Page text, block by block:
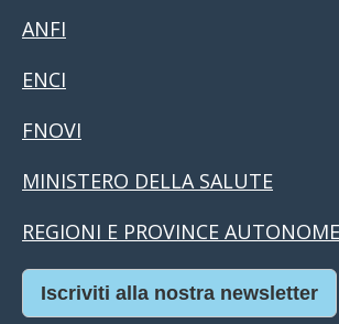
ANFI
ENCI
FNOVI
MINISTERO DELLA SALUTE
REGIONI E PROVINCE AUTONOME
Iscriviti alla nostra newsletter